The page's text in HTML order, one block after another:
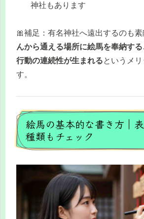
神社もあります
🎀補足：有名神社へ遠出するのも素
んから通える場所に絵馬を奉納す
行動の連続性が生まれるというメ
す。
絵馬の基本的な書き方｜
種類もチェック